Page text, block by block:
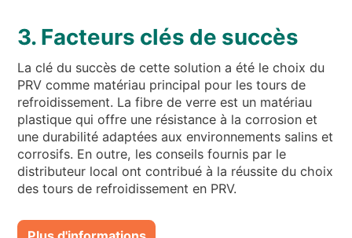
3. Facteurs clés de succès
La clé du succès de cette solution a été le choix du
PRV comme matériau principal pour les tours de
refroidissement. La fibre de verre est un matériau
plastique qui offre une résistance à la corrosion et
une durabilité adaptées aux environnements salins et
corrosifs. En outre, les conseils fournis par le
distributeur local ont contribué à la réussite du choix
des tours de refroidissement en PRV.